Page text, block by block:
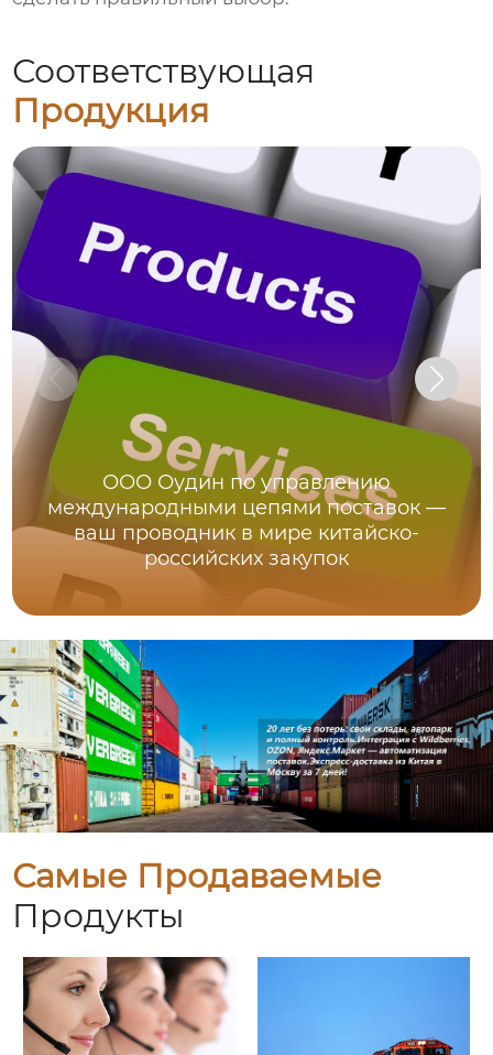
Соответствующая
Продукция
ООО Оудин по управлению
международными цепями поставок —
ваш проводник в мире китайско-
российских закупок
Самые Продаваемые
Продукты